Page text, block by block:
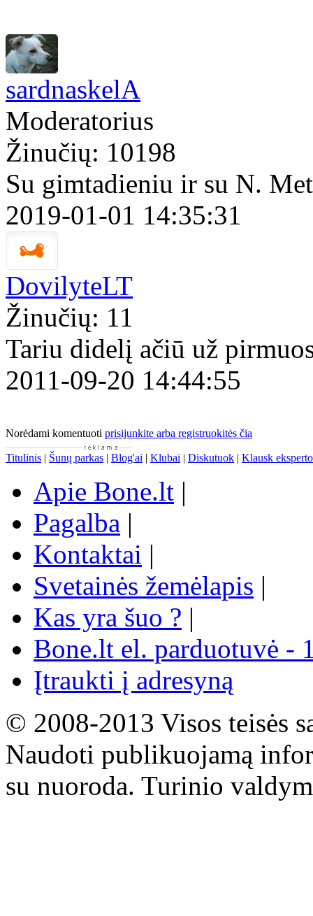
sardnaskelA
Moderatorius
Žinučių: 10198
Su gimtadieniu ir su N.
2019-01-01 14:35:31
DovilyteLT
Žinučių: 11
Tariu didelį ačiū už
2011-09-20 14:44:55
Norėdami komentuoti prisijunkite arba registruokitės čia
Titulinis | Šunų parkas | Blog'ai | Klubai | Diskutuok | Klausk eksperto
Apie Bone.lt |
Pagalba |
Kontaktai |
Svetainės žemėlapis |
Kas yra šuo ? |
Bone.lt el. parduotuvė -
Įtraukti į adresyną
© 2008-2013 Visos teisės
Naudoti publikuojamą
su nuoroda. Turinio